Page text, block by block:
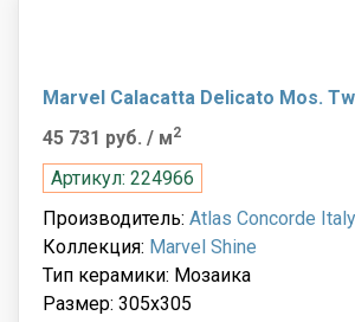
Marvel Calacatta Delicato Mos.
45 731 руб. / м2
Артикул: 224966
Производитель: Atlas Concorde Italy
Коллекция: Marvel Shine
Тип керамики: Мозаика
Размер: 305x305